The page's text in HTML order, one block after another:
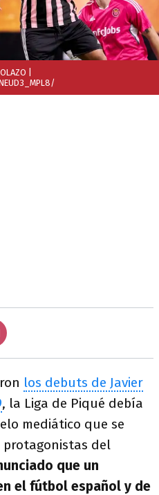
los debuts de Javier
, la Liga de Piqué debía
mediático que se
protagonistas del
que un
el fútbol español y de